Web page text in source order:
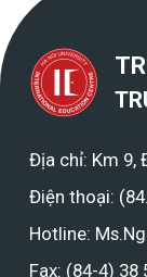
Địa chỉ: Km 9,
Điện thoại:
Hotline:
Fax: (84-4) 38